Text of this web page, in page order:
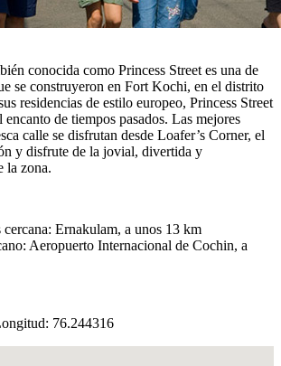
conocida como Princess Street es una de
se construyeron en Fort Kochi, en el distrito
residencias de estilo europeo, Princess Street
de tiempos pasados. Las mejores
calle se disfrutan desde Loafer’s Corner, el
y disfrute de la jovial, divertida y
la zona.
cercana: Ernakulam, a unos 13 km
Aeropuerto Internacional de Cochin, a
76.244316